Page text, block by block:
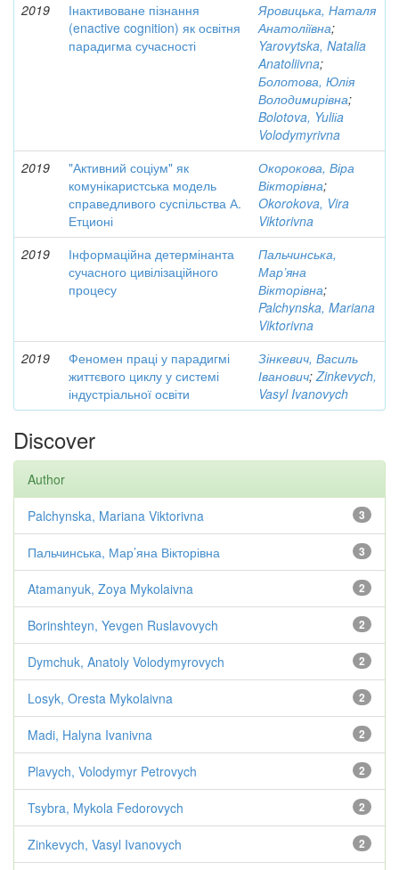
2019
Інактивоване пізнання
(enactive cognition) як освітня
парадигма сучасності
Яровицька, Наталя
Анатоліївна;
Yarovytska, Natalia
Anatoliivna;
Болотова, Юлія
Володимирівна;
Bolotova, Yuliіa
Volodymyrivna
2019
"Активний соціум" як
комунікаристська модель
справедливого суспільства А.
Етционі
Окорокова, Віра
Вікторівна;
Okorokova, Vira
Viktorivna
2019
Інформаційна детермінанта
сучасного цивілізаційного
процесу
Пальчинська,
Мар’яна
Вікторівна;
Palchynska, Mariana
Viktorivna
2019
Феномен праці у парадигмі
життєвого циклу у системі
індустріальної освіти
Зінкевич, Василь
Іванович;Zinkevych,
Vasyl Ivanovych
Discover
Author
3
Palchynska, Mariana Viktorivna
3
Пальчинська, Мар’яна Вікторівна
2
Atamanyuk, Zoya Mykolaivna
2
Borinshteyn, Yevgen Ruslavovych
2
Dymchuk, Anatoly Volodymyrovych
2
Losyk, Oresta Mykolaivna
2
Madi, Halyna Ivanivna
2
Plavych, Volodymyr Petrovych
2
Tsybra, Mykola Fedorovych
2
Zinkevych, Vasyl Ivanovych